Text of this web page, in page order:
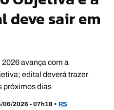
deve sair em
avança com a
edital deverá trazer
próximos dias
06/2026 - 07h18 • RS